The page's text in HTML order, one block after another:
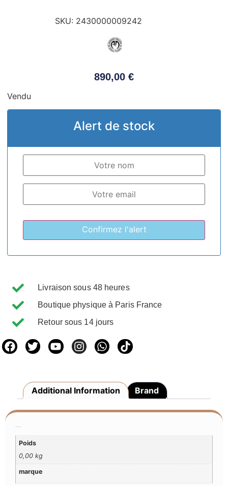
SKU: 2430000009242
890,00 €
Vendu
Alert de stock
Livraison sous 48 heures
Boutique physique à Paris France
Retour sous 14 jours
Additional Information Brand
Poids
0,00 kg
marque